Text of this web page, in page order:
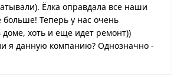
Ёлка оправдала все наши
Теперь у нас очень
хоть и еще идет ремонт))
я данную компанию? Однозначно -